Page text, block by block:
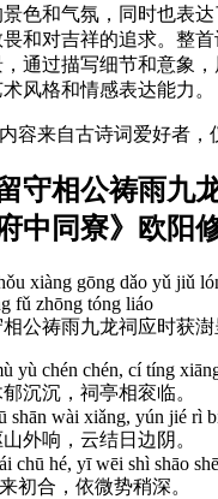
色和气氛，同时也表
畏和对吉祥的追求。整
通过描写细节和意象
风格和情感表达能力。
容来自古诗词爱好者，
留守相公祷雨九
中同寮》欧阳
xiàng gōng dǎo yǔ jiǔ
fǔ zhōng tóng liáo
相公祷雨九龙祠应时获
yù chén chén, cí tíng
沉沉，祠亭相衮临。
shān wài xiǎng, yún jié rì
外响，云结日边阴。
chū hé, yī wēi shì shāo
初合，依微势稍深。